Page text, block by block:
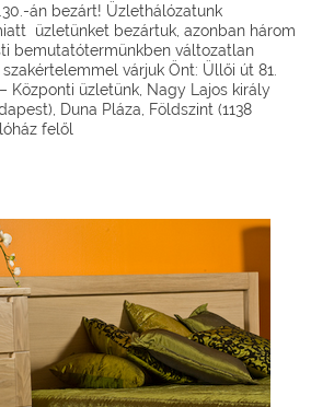
án bezárt! Üzlethálózatunk
üzletünket bezártuk, azonban három
bemutatótermünkben változatlan
várjuk Önt: Üllői út 81.
Központi üzletünk, Nagy Lajos király
Duna Pláza, Földszint (1138
felől